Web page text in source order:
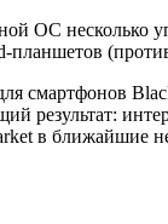
ОС несколько
смартфонов
результат:
в ближайшие